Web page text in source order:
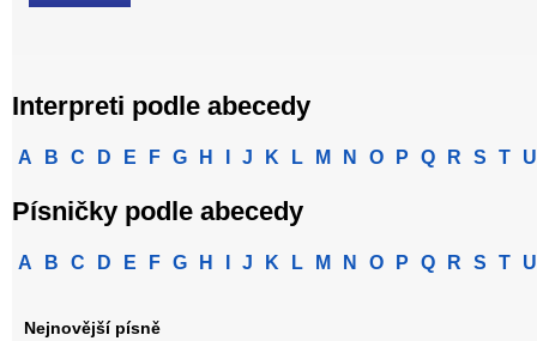
Interpreti podle abecedy
A B C D E F G H J K L M N O P Q R S T U
Písničky podle abecedy
A B C D E F G H J K L M N O P Q R S T U
Nejnovější písně